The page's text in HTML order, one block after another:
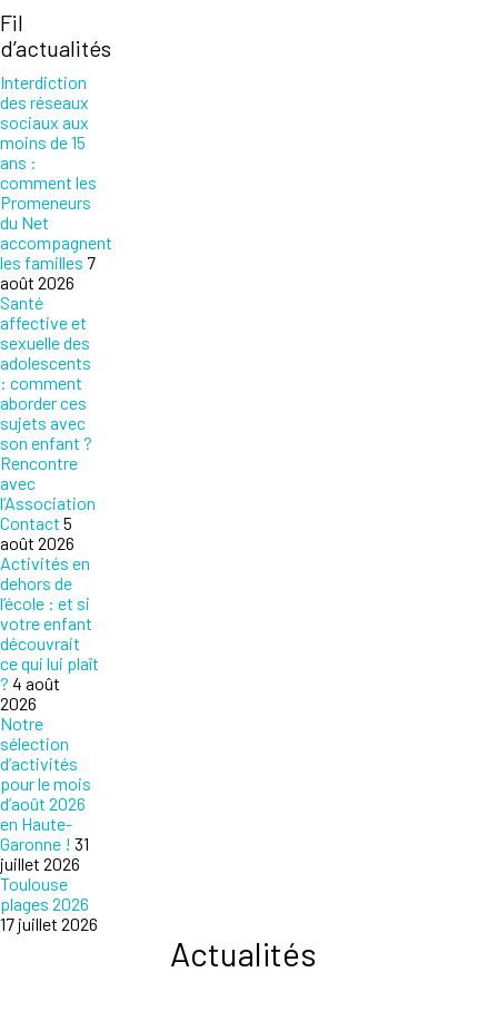
Fil
d’actualités
Interdiction
des réseaux
sociaux aux
moins de 15
ans :
comment les
Promeneurs
du Net
accompagnent
les familles 7
août 2026
Santé
affective et
sexuelle des
adolescents
: comment
aborder ces
sujets avec
son enfant ?
Rencontre
avec
l’Association
Contact 5
août 2026
Activités en
dehors de
l’école : et si
votre enfant
découvrait
ce qui lui plaît
? 4 août
2026
Notre
sélection
d’activités
pour le mois
d’août 2026
en Haute-
Garonne ! 31
juillet 2026
Toulouse
plages 2026
17 juillet 2026
Actualités